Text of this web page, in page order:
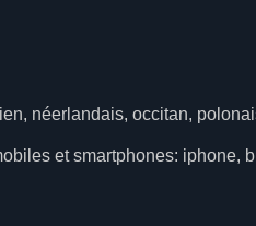
néerlandais, occitan,
et smartphones: iphone,